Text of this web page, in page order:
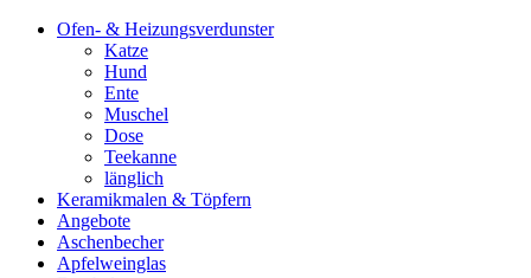
Ofen- & Heizungsverdunster
Katze
Hund
Ente
Muschel
Dose
Teekanne
länglich
Keramikmalen & Töpfern
Angebote
Aschenbecher
Apfelweinglas